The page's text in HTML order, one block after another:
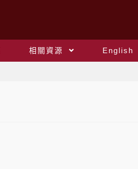
相關資源
English